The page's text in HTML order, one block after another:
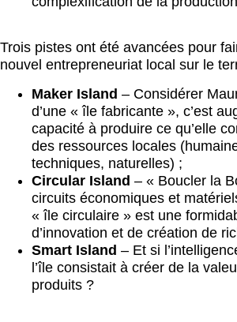
Trois pistes ont été avancées pour
nouvel entrepreneuriat local sur le
Maker Island – Considérer
d’une « île fabricante », c’est
capacité à produire ce qu’elle
des ressources locales
techniques, naturelles) ;
Circular Island – « Boucler la
circuits économiques et
« île circulaire » est une
d’innovation et de création de
Smart Island – Et si
l’île consistait à créer de la
produits ?